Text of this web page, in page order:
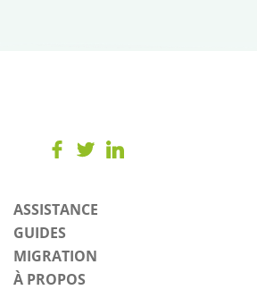
ASSISTANCE
GUIDES
MIGRATION
À PROPOS